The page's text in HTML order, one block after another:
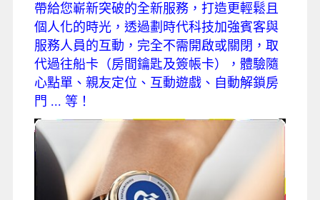
帶給您嶄新突破的全新服務，打造更輕鬆且
個人化的時光，透過劃時代科技加強賓客與
服務人員的互動，完全不需開啟或關閉，取
代過往船卡 （房間鑰匙及簽帳卡），體驗隨
心點單、親友定位、互動遊戲、自動解鎖房
門 ... 等！